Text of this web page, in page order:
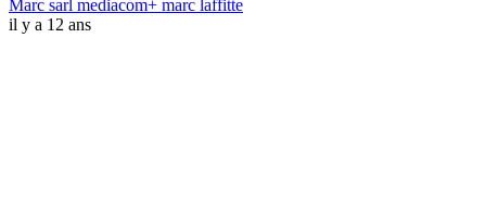
Marc sarl mediacom+ marc laffitte
il y a 12 ans